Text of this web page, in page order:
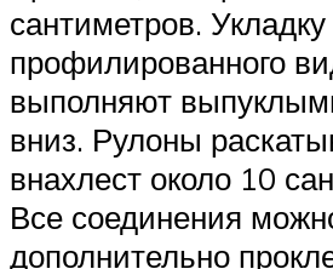
сантиметров.
профилированного
выполняют
вниз. Рулоны
внахлест около 10
Все соединения
дополнительно